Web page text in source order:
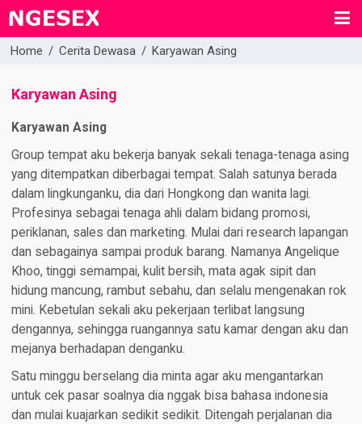
Home / Cerita Dewasa / Karyawan Asing
Karyawan Asing
Karyawan Asing
Group tempat aku bekerja banyak sekali tenaga-tenaga asing
yang ditempatkan diberbagai tempat. Salah satunya berada
dalam lingkunganku, dia dari Hongkong dan wanita lagi.
Profesinya sebagai tenaga ahli dalam bidang promosi,
periklanan, sales dan marketing. Mulai dari research lapangan
dan sebagainya sampai produk barang. Namanya Angelique
Khoo, tinggi semampai, kulit bersih, mata agak sipit dan
hidung mancung, rambut sebahu, dan selalu mengenakan rok
mini. Kebetulan sekali aku pekerjaan terlibat langsung
dengannya, sehingga ruangannya satu kamar dengan aku dan
mejanya berhadapan denganku.
Satu minggu berselang dia minta agar aku mengantarkan
untuk cek pasar soalnya dia nggak bisa bahasa indonesia
dan mulai kuajarkan sedikit sedikit. Ditengah perjalanan dia